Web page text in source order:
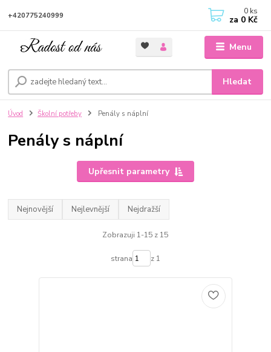
Menu
Hledat
+420775240999 0 ks
za 0 Kč
Úvod Školní potřeby Penály s náplní
Penály s náplní
Upřesnit parametry
Nejnovější Nejlevnější Nejdražší
Zobrazuji 1-15 z 15
strana z 1